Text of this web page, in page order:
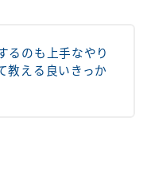
るのも上手なやり
教える良いきっか